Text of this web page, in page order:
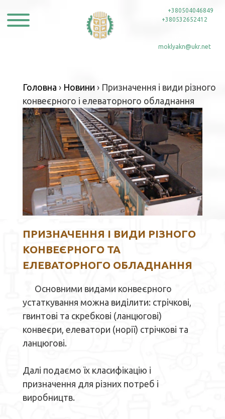
to
+380504046849
+380532652412
moklyakn@ukr.net
Головна › Новини › Призначення і види різного
конвеєрного і елеваторного обладнання
ПРИЗНАЧЕННЯ І ВИДИ РІЗНОГО
КОНВЕЄРНОГО ТА
ЕЛЕВАТОРНОГО ОБЛАДНАННЯ
Основними видами конвеєрного
устаткування можна виділити: стрічкові,
гвинтові та скребкові (ланцюгові)
конвеєри, елеватори (норії) стрічкові та
ланцюгові.
Далі подаємо їх класифікацію і
призначення для різних потреб і
виробництв.